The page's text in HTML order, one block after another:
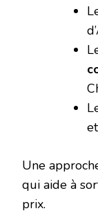
Une
qui aide à
prix.